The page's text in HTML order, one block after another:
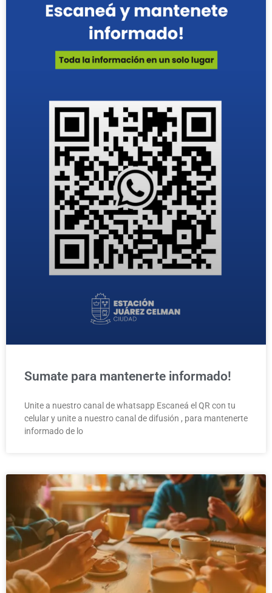
Sumate para mantenerte informado!
Unite a nuestro canal de whatsapp Escaneá el QR con tu
celular y unite a nuestro canal de difusión , para mantenerte
informado de lo